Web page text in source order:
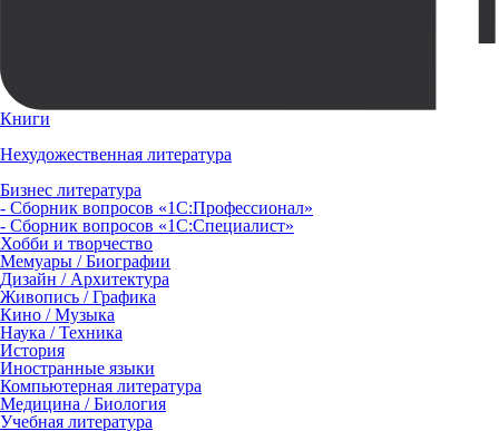
Книги
Нехудожественная литература
Бизнес литература
- Сборник вопросов «1С:Профессионал»
- Сборник вопросов «1С:Специалист»
Хобби и творчество
Мемуары / Биографии
Дизайн / Архитектура
Живопись / Графика
Кино / Музыка
Наука / Техника
История
Иностранные языки
Компьютерная литература
Медицина / Биология
Учебная литература